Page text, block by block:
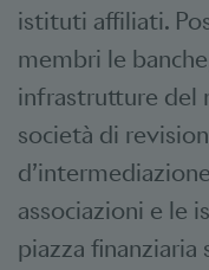
istituti affiliati.
membri le
infrastrutture del
società di
associazioni e le
piazza finanziaria